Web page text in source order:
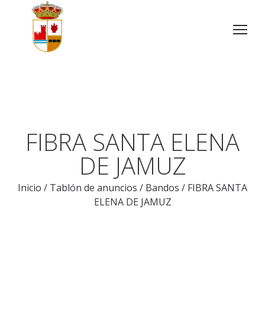
FIBRA SANTA ELENA
DE JAMUZ
Inicio / Tablón de anuncios / Bandos / FIBRA SANTA
ELENA DE JAMUZ